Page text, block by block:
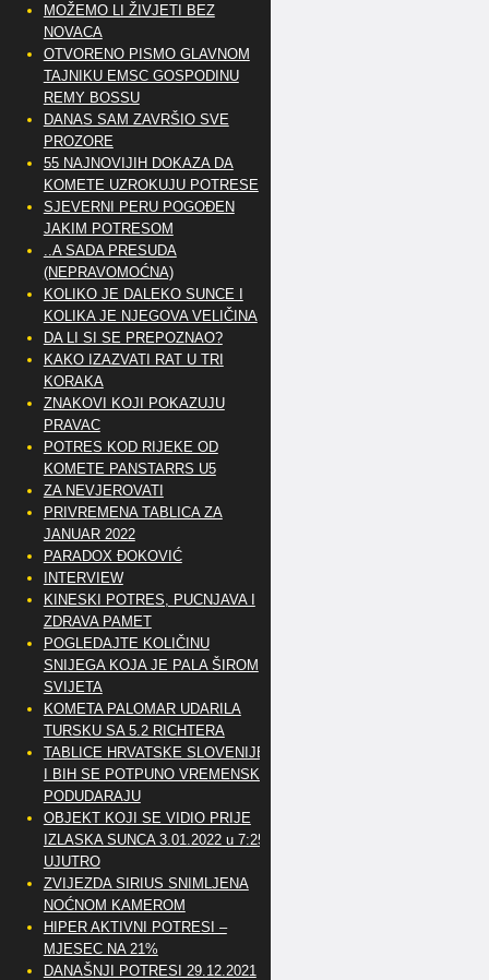
MOŽEMO LI ŽIVJETI BEZ
NOVACA
OTVORENO PISMO GLAVNOM
TAJNIKU EMSC GOSPODINU
REMY BOSSU
DANAS SAM ZAVRŠIO SVE
PROZORE
55 NAJNOVIJIH DOKAZA DA
KOMETE UZROKUJU POTRESE
SJEVERNI PERU POGOĐEN
JAKIM POTRESOM
..A SADA PRESUDA
(NEPRAVOMOĆNA)
KOLIKO JE DALEKO SUNCE I
KOLIKA JE NJEGOVA VELIČINA
DA LI SI SE PREPOZNAO?
KAKO IZAZVATI RAT U TRI
KORAKA
ZNAKOVI KOJI POKAZUJU
PRAVAC
POTRES KOD RIJEKE OD
KOMETE PANSTARRS U5
ZA NEVJEROVATI
PRIVREMENA TABLICA ZA
JANUAR 2022
PARADOX ĐOKOVIĆ
INTERVIEW
KINESKI POTRES, PUCNJAVA I
ZDRAVA PAMET
POGLEDAJTE KOLIČINU
SNIJEGA KOJA JE PALA ŠIROM
SVIJETA
KOMETA PALOMAR UDARILA
TURSKU SA 5.2 RICHTERA
TABLICE HRVATSKE SLOVENIJE
I BIH SE POTPUNO VREMENSKI
PODUDARAJU
OBJEKT KOJI SE VIDIO PRIJE
IZLASKA SUNCA 3.01.2022 u 7:25
UJUTRO
ZVIJEZDA SIRIUS SNIMLJENA
NOĆNOM KAMEROM
HIPER AKTIVNI POTRESI –
MJESEC NA 21%
DANAŠNJI POTRESI 29.12.2021